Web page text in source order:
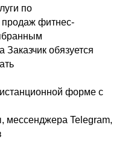
по
фитнес-
обязуется
форме с
мессенджера Telegram,